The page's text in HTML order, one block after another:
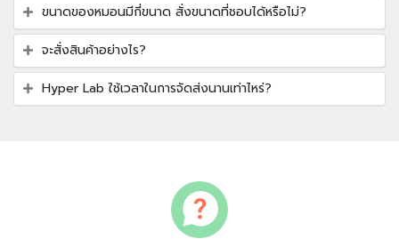
ขนาดของหมอนมีกี่ขนาด สั่งขนาดที่ชอบได้หรือไม่?
จะสั่งสินค้าอย่างไร?
Hyper Lab ใช้เวลาในการจัดส่งนานเท่าไหร่?